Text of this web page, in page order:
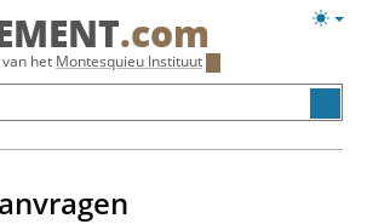
.com
het Montesquieu Instituut